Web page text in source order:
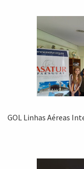
GOL Linhas Aéreas